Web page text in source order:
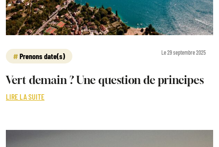
Prenons date(s) Le 29 septembre 2025
Vert demain ? Une question de principes
LIRE LA SUITE